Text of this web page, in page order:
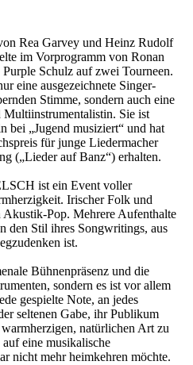
Rea Garvey und Heinz Rudolf
im Vorprogramm von Ronan
Schulz auf zwei Tourneen.
eine ausgezeichnete Singer-
Stimme, sondern auch eine
Sie ist
bei „Jugend musiziert“ und hat
für junge Liedermacher
(„Lieder auf Banz“) erhalten.
ist ein Event voller
Irischer Folk und
Pop. Mehrere Aufenthalte
den Stil ihres Songwritings, aus
ist.
Bühnenpräsenz und die
sondern es ist vor allem
gespielte Note, an jedes
seltenen Gabe, ihr Publikum
natürlichen Art zu
eine musikalische
nicht mehr heimkehren möchte.